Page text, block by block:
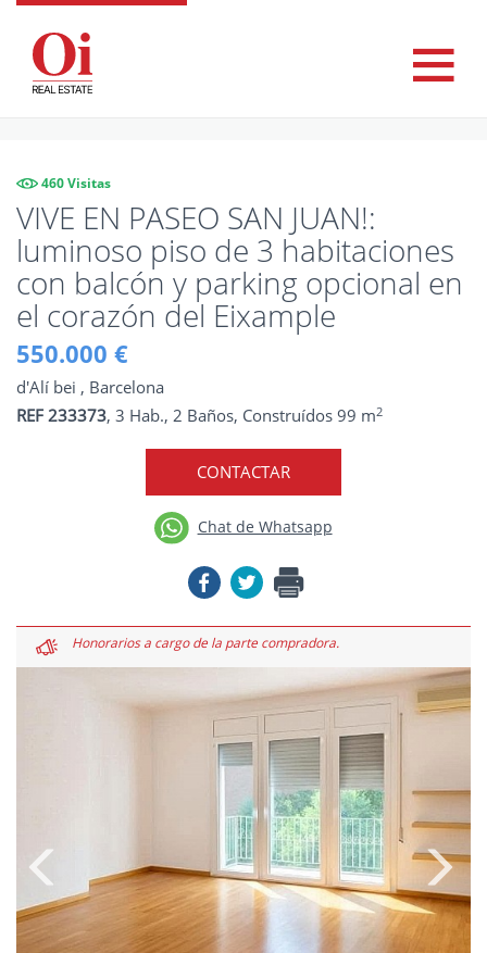
460 Visitas
VIVE EN PASEO SAN JUAN!:
luminoso piso de 3 habitaciones
con balcón y parking opcional en
el corazón del Eixample
550.000 €
d'Alí bei , Barcelona
REF 233373, 3 Hab., 2 Baños, Construídos 99 m2
CONTACTAR
Chat de Whatsapp
Honorarios a cargo de la parte compradora.